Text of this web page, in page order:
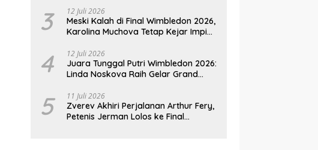
Zverev
3 12 Juli 2026
Meski Kalah di Final Wimbledon 2026,
Karolina Muchova Tetap Kejar Impian
4 12 Juli 2026
Juara Tunggal Putri Wimbledon 2026:
Linda Noskova Raih Gelar Grand
5 11 Juli 2026
Zverev Akhiri Perjalanan Arthur Fery,
Petenis Jerman Lolos ke Final